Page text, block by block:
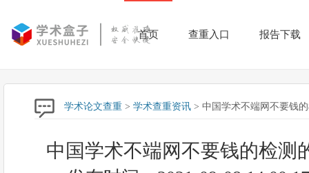
首页 查重入口 报告下载
学术论文查重 > 学术查重资讯 > 中国学术不端网不要钱
中国学术不端网不要钱的检测